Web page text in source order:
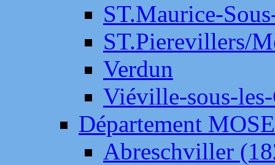
ST.Maurice-
ST.Pierevillers/
Verdun
Viéville-sous-
Département
Abreschviller